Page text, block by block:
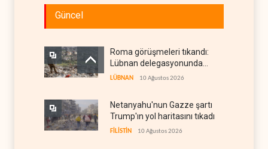
Güncel
Roma görüşmeleri tıkandı:
Lübnan delegasyonunda
anlaşmazlık çıktı
LÜBNAN 10 Ağustos 2026
Netanyahu'nun Gazze şartı
Trump'ın yol haritasını tıkadı
FİLİSTİN 10 Ağustos 2026